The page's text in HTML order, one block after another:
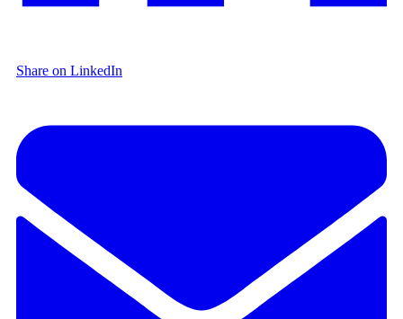
Share on LinkedIn